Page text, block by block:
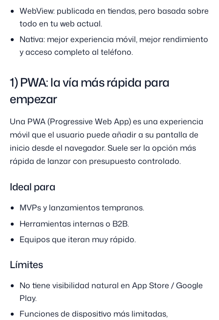
WebView: publicada en tiendas, pero basada sobre
todo en tu web actual.
Nativa: mejor experiencia móvil, mejor rendimiento
y acceso completo al teléfono.
1) PWA: la vía más rápida para
empezar
Una PWA (Progressive Web App) es una experiencia
móvil que el usuario puede añadir a su pantalla de
inicio desde el navegador. Suele ser la opción más
rápida de lanzar con presupuesto controlado.
Ideal para
MVPs y lanzamientos tempranos.
Herramientas internas o B2B.
Equipos que iteran muy rápido.
Límites
No tiene visibilidad natural en App Store / Google
Play.
Funciones de dispositivo más limitadas,